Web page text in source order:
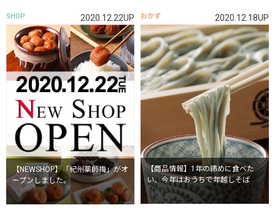
【NEWSHOP】「紀州薬師梅」がオ
ープンしました。
SHOP 2020.12.22UP
【商品情報】1年の締めに食べた
い、今年はおうちで年越しそば
おかず 2020.12.18UP